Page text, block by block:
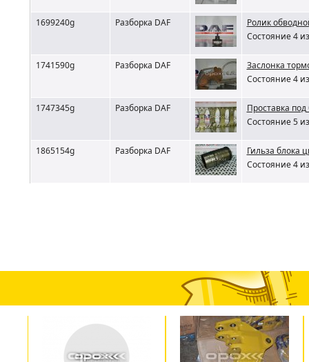
1699240g Разборка DAF
Ролик
Состояние 4
1741590g Разборка DAF
Заслонка
Состояние 4
1747345g Разборка DAF
Проставка
Состояние 5
1865154g Разборка DAF
Гильза блока
Состояние 4